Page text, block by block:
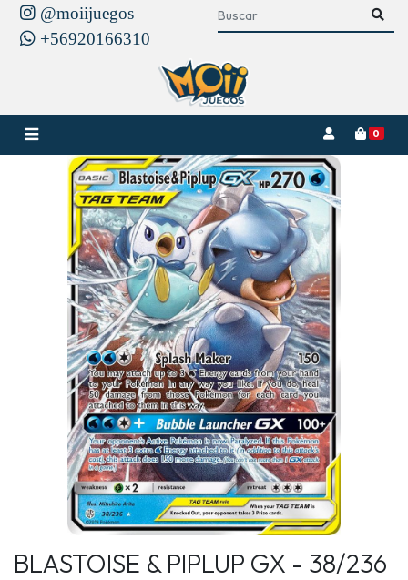
@moiijuegos
+56920166310
0
BLASTOISE & PIPLUP GX - 38/236